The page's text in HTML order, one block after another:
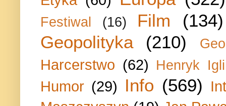
Festiwal (16) Film
(134)
Geopolityka
(210)
Harcerstwo (62) Henryk
Humor (29) Info (569)